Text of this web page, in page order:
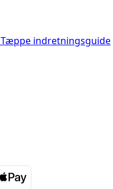
Tæppe indretningsguide